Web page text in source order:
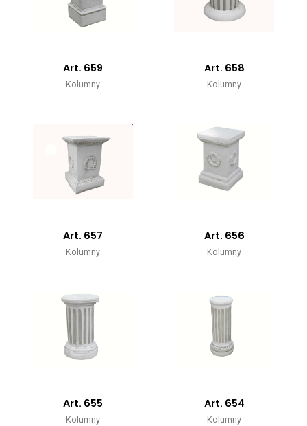
Art. 659
Kolumny
Art. 658
Kolumny
Art. 657
Kolumny
Art. 656
Kolumny
Art. 655
Kolumny
Art. 654
Kolumny